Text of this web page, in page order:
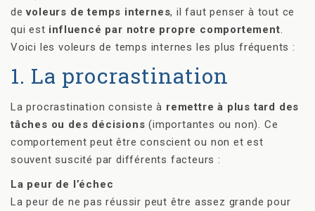
devoleurs de temps internes, il faut penser à tout ce
qui est influencé par notre propre comportement.
Voici les voleurs de temps internes les plus fréquents :
1. La procrastination
La procrastination consiste à remettre à plus tard des
tâches ou des décisions (importantes ou non). Ce
comportement peut être conscient ou non et est
souvent suscité par différents facteurs :
La peur de l’échec
La peur de ne pas réussir peut être assez grande pour